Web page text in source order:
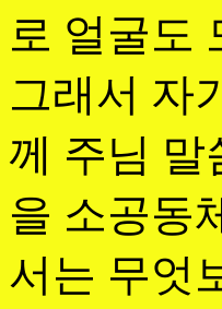
로 얼굴도
그래서 자
께 주님 말
을 소공동
서는 무엇